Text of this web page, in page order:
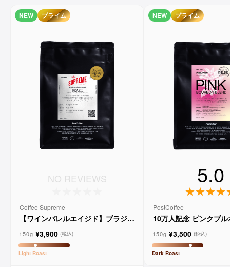
NEW プライム
NO REVIEWS
Coffee Supreme
【ワインバレルエイジド】ブラジル
ョ
150g ¥3,900 (税込)
Light Roast
NEW プライム
5.0
PostCoffee
10万人記念 ピンクブ
150g ¥3,500 (税込)
Dark Roast